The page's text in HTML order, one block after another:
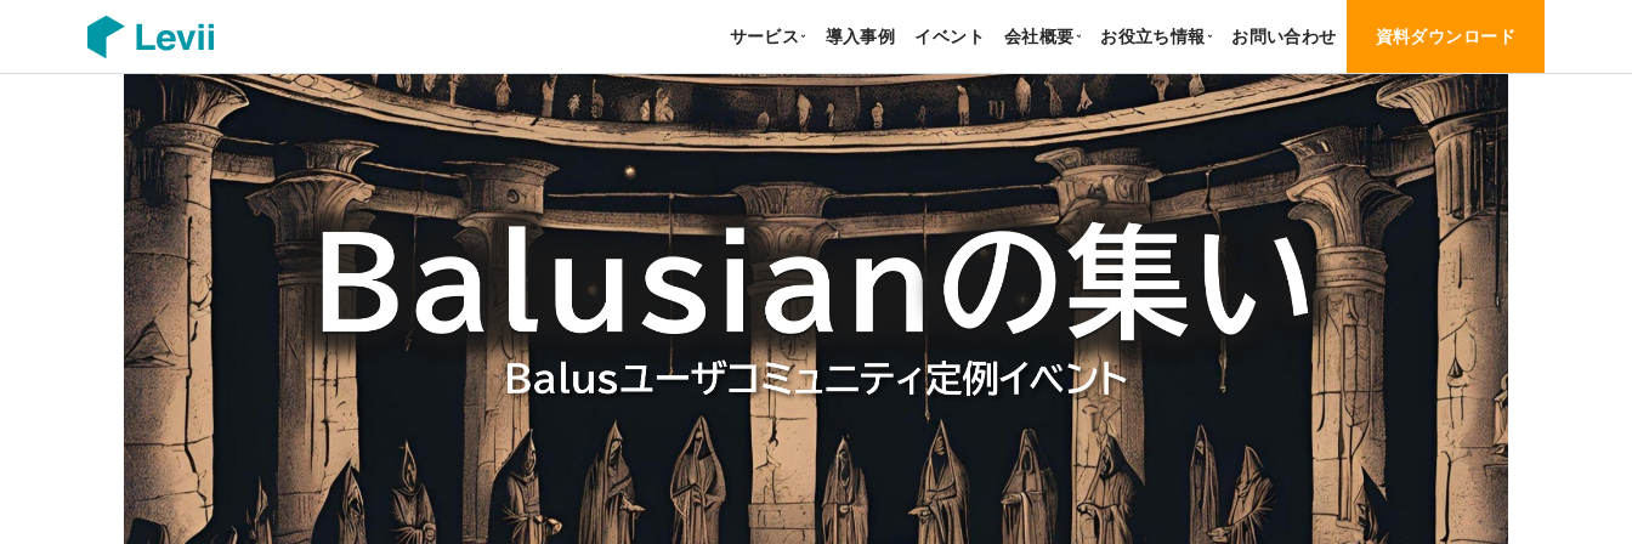
サービス › 導入事例 イベント 会社概要› お役立ち情報 › お問い合わせ 資料ダウンロード